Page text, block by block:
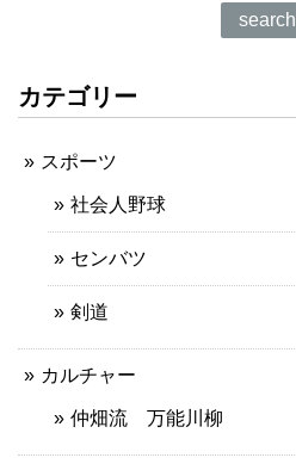
search
カテゴリー
スポーツ
社会人野球
センバツ
剣道
カルチャー
仲畑流 万能川柳